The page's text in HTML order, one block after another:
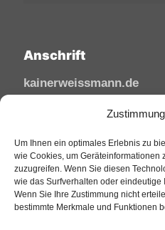
Um Ihnen ein optimales Erlebnis zu
wie Cookies, um Geräteinformationen
zuzugreifen. Wenn Sie diesen
wie das Surfverhalten oder
Wenn Sie Ihre Zustimmung nicht
bestimmte Merkmale und Funktionen
Anschrift
kainerweissmann.de
Linzhausenstraße
Deutschland
Tel: 02644/945 81 88
Mail: kai@sfw-media.de